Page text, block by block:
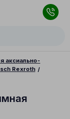
аксиально-
Rexroth